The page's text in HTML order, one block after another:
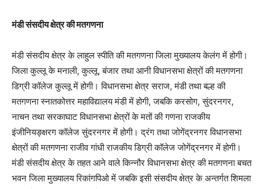
मंडी संसदीय क्षेत्र की मतगणना
मंडी संसदीय क्षेत्र के लाहुल स्पीति की मतगणना जिला मुख्यालय केलंग में होगी।
जिला कुल्लू के मनाली, कुल्लू, बंजार तथा आनी विधानसभा क्षेत्रों की मतगणना
डिग्री कॉलेज कुल्लू में होगी। विधानसभा क्षेत्र सराज, मंडी तथा बल्ह की
मतगणना स्नातकोत्तर महाविद्यालय मंडी में होगी, जबकि करसोग, सुंदरनगर,
नाचन तथा सरकाघाट विधानसभा क्षेत्रों के मतों की गणना राजकीय
इंजीनियङ्क्षरग कॉलेज सुंदरनगर में होगी। द्रंग तथा जोगेंद्रनगर विधानसभा
क्षेत्रों की मतगणना राजीव गांधी राजकीय डिग्री कॉलेज जोगेंद्रनगर में होगी।
मंडी संसदीय क्षेत्र के तहत आने वाले किन्नौर विधानसभा क्षेत्र की मतगणना बचत
भवन जिला मुख्यालय रिकांगपिओ में जबकि इसी संसदीय क्षेत्र के अन्तर्गत शिमला